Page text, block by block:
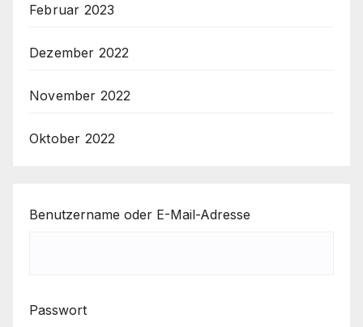
Februar 2023
Dezember 2022
November 2022
Oktober 2022
Benutzername oder E-Mail-Adresse
Passwort